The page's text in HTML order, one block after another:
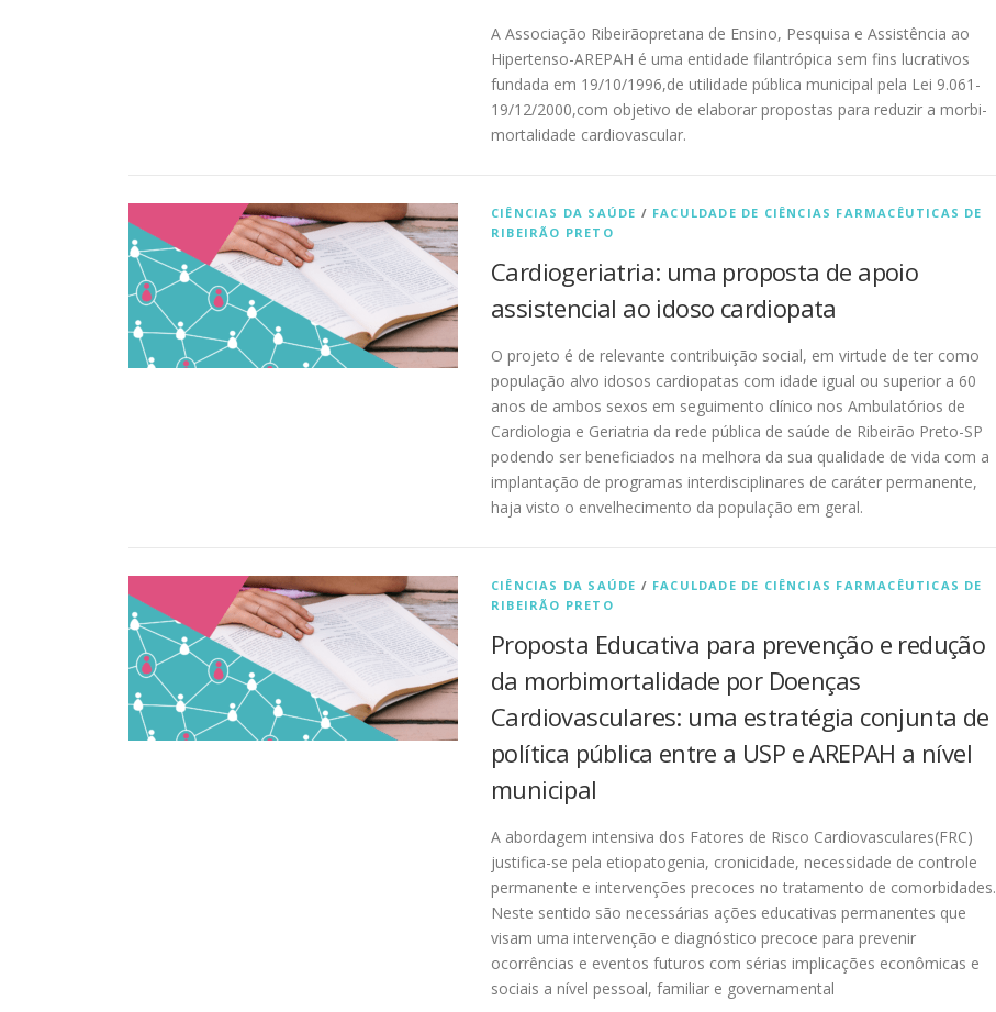
A Associação Ribeirãopretana de Ensino, Pesquisa e Assistência ao
Hipertenso-AREPAH é uma entidade filantrópica sem fins lucrativos
fundada em 19/10/1996,de utilidade pública municipal pela Lei 9.061-
19/12/2000,com objetivo de elaborar propostas para reduzir a morbi-
mortalidade cardiovascular.
CIÊNCIAS DA SAÚDE / FACULDADE DE CIÊNCIAS FARMACÊUTICAS DE
RIBEIRÃO PRETO
Cardiogeriatria: uma proposta de apoio
assistencial ao idoso cardiopata
O projeto é de relevante contribuição social, em virtude de ter como
população alvo idosos cardiopatas com idade igual ou superior a 60
anos de ambos sexos em seguimento clínico nos Ambulatórios de
Cardiologia e Geriatria da rede pública de saúde de Ribeirão Preto-SP
podendo ser beneficiados na melhora da sua qualidade de vida com a
implantação de programas interdisciplinares de caráter permanente,
haja visto o envelhecimento da população em geral.
CIÊNCIAS DA SAÚDE / FACULDADE DE CIÊNCIAS FARMACÊUTICAS DE
RIBEIRÃO PRETO
Proposta Educativa para prevenção e redução
da morbimortalidade por Doenças
Cardiovasculares: uma estratégia conjunta de
política pública entre a USP e AREPAH a nível
municipal
A abordagem intensiva dos Fatores de Risco Cardiovasculares(FRC)
justifica-se pela etiopatogenia, cronicidade, necessidade de controle
permanente e intervenções precoces no tratamento de comorbidades.
Neste sentido são necessárias ações educativas permanentes que
visam uma intervenção e diagnóstico precoce para prevenir
ocorrências e eventos futuros com sérias implicações econômicas e
sociais a nível pessoal, familiar e governamental